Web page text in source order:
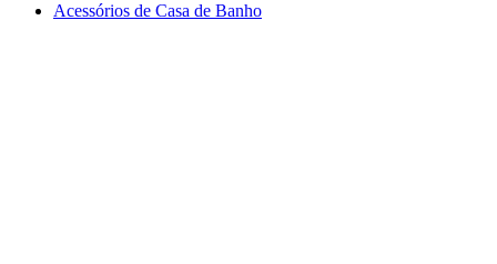
Acessórios de Casa de Banho